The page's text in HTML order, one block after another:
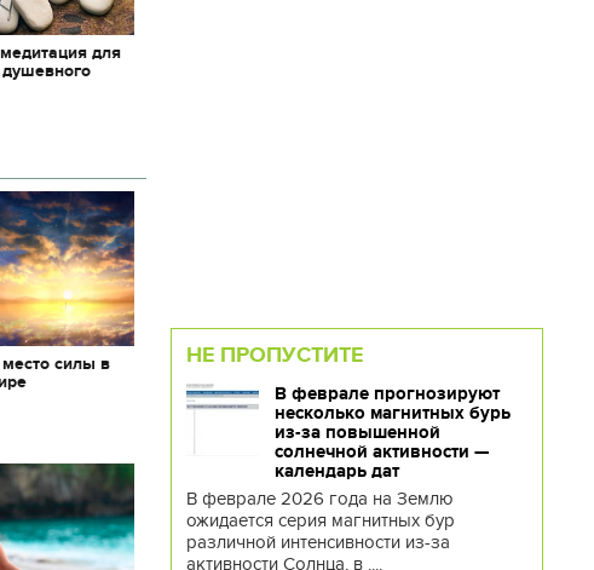
для
место силы в
НЕ ПРОПУСТИТЕ
В феврале прогнозируют
несколько магнитных бурь
из-за повышенной
солнечной активности —
календарь дат
В феврале 2026 года на Землю
ожидается серия магнитных бур
различной интенсивности из-за
активности Солнца, в ....